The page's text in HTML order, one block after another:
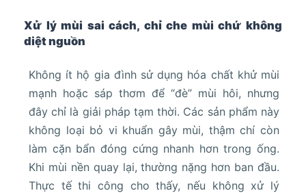
Xử lý mùi sai cách, chỉ che mùi chứ không
diệt nguồn
Không ít hộ gia đình sử dụng hóa chất khử mùi
mạnh hoặc sáp thơm để “đè” mùi hôi, nhưng
đây chỉ là giải pháp tạm thời. Các sản phẩm này
không loại bỏ vi khuẩn gây mùi, thậm chí còn
làm cặn bẩn đóng cứng nhanh hơn trong ống.
Khi mùi nền quay lại, thường nặng hơn ban đầu.
Thực tế thi công cho thấy, nếu không xử lý